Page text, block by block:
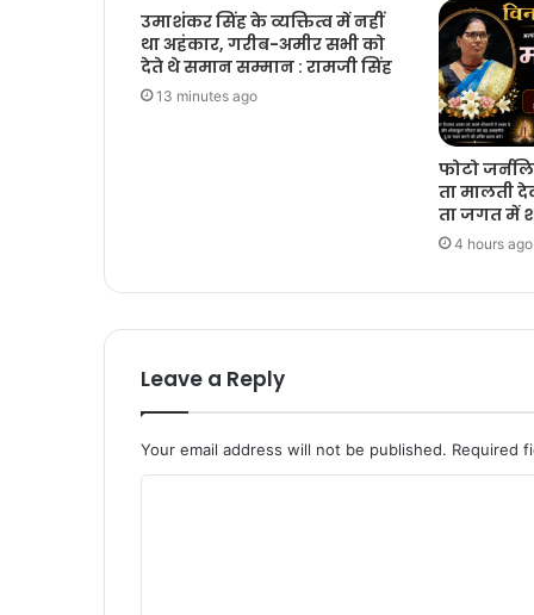
उमाशंकर सिंह के व्यक्तित्व में नहीं
था अहंकार, गरीब-अमीर सभी को
देते थे समान सम्मान : रामजी सिंह
13 minutes ago
फोटो
ता मालती
ता जगत में
4 hours ago
Leave a Reply
Your email address will not be published. Required